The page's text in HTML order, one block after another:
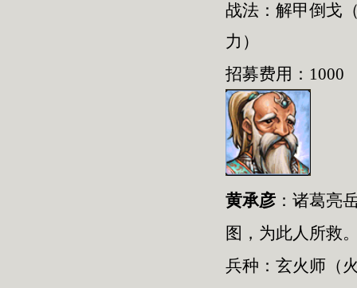
战法：解甲倒戈
力）
招募费用：1000
黄承彦 ： 诸葛亮
图，为此人所救
兵种： 玄火师 （